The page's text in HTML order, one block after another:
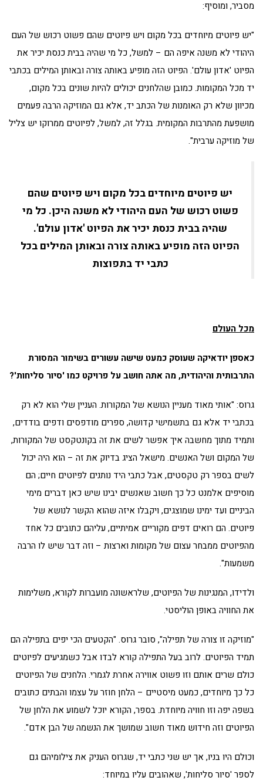
מסביר, ומוסיף:
"יש פיוטים מיוחדים בכל מקום ויש פיוטים שהם פשוט רכוש של העם
היהודי לא משנה איפה הם – למשל, כל מי שהיה בבית כנסת יכיר את
הפיוט 'אדון עולם'. הפיוט הזה מופיע באותה צורה ובאותן המילים בכתבי
יד מכל המקומות. כמובן שהלחנים יכולים להיות שונים בכל מקום,
מכיוון שלא רק האומנות של הכתב יד, אלא גם המוזיקה הרבה פעמים
מושפעת מהתרבות המקומית. בגלל זה, למשל, לפיוטים ממרוקו יש צליל
של מוזיקה ערבית".
יש פיוטים מיוחדים בכל מקום ויש פיוטים שהם
פשוט רכוש של העם היהודי לא משנה היכן. כל מי
שהיה בבית כנסת יכיר את הפיוט 'אדון עולם'.
הפיוט הזה מופיע באותה צורה ובאותן המילים בכל
כתבי יד בתפוצות
מכל העולם
כאספן יודאיקה שעוסק כמעט שישה עשורים בשימור המסורת
התרבותית והיהודית, מה אתה חושב על פרויקט כמו 'סיור סליחות'?
גרוס: "אותי מאוד מעניין הנושא של המקורות. העניין שלי הוא לא רק
בכתבי יד אלא גם בתשמישי קדושה, ספרים מודפסים ודפים בודדים,
ותמיד מתוך מחשבה איך אפשר לשים את זה בקונטקסט של המקורות,
של המקום ושל האנשים. מישאל הציג בדיוק את זה – הוא היה יכול
לשים בספר רק טקסטים, אבל כתבי היד נותנים לפיוטים חיים; הם
מוסיפים אלמנט כל כך חשוב שאנשים יבינו שיש כאן דברים מימי
הביניים ועד ימינו שמוצגים, ויקבלו איזה שהוא הקשר לנושא של
פיוטים. הם רואים דפים מקוריים אמיתיים, עליהם כתובים כל אחד
מהפיוטים ממבחר עצום של מקומות וארצות – וזה דבר שיש לו הרבה
משמעות".
ולדידו, המנגינות של הפיוטים, שלראשונה מועברות לקורא, משלימות
את החוויה באופן הוליסטי.
"מוזיקה זו צורה של תפילה", סובר גרוס. "הקטעים הכי יפים בתפילה הם
תמיד הפיוטים. לרוב בעל התפילה קורא לבדו אבל כשמגיעים לפיוטים
כולם שרים אותם וזו פשוט אווירה אחרת לגמרי. הלחנים של הפיוטים
כל כך מיוחדים, כמעט מיסטיים – הלחן חוזר על עצמו והבתים כתובים
בשפה יפה וזו חוויה מיוחדת. בספר, הקורא יוכל לשמוע את הלחן של
הפיוטים וזה חידוש מאוד חשוב שמושך את הנשמה של הבן אדם".
וכולם היו בניו, אך יש שני כתבי יד, שגרוס העניק את צילומיהם גם
לספר 'סיור סליחות', שאהובים עליו במיוחד: